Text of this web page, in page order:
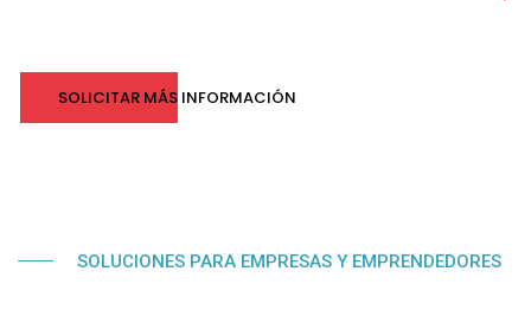
SOLICITAR MÁS INFORMACIÓN
SOLUCIONES PARA EMPRESAS Y EMPRENDEDORES